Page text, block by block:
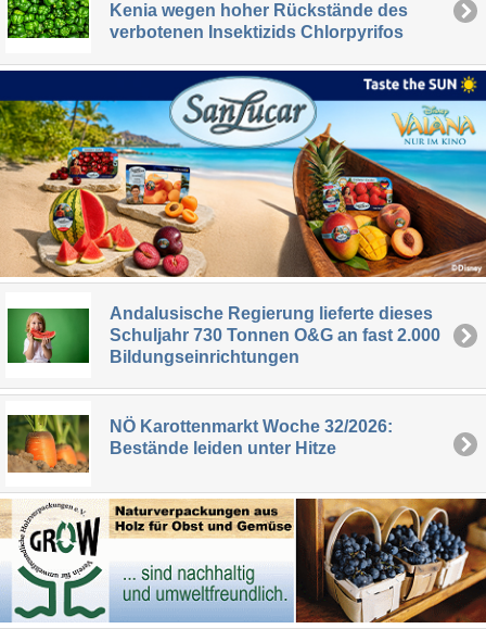
Kenia wegen hoher Rückstände des
verbotenen Insektizids Chlorpyrifos
Andalusische Regierung lieferte dieses
Schuljahr 730 Tonnen O&G an fast 2.000
Bildungseinrichtungen
NÖ Karottenmarkt Woche 32/2026:
Bestände leiden unter Hitze